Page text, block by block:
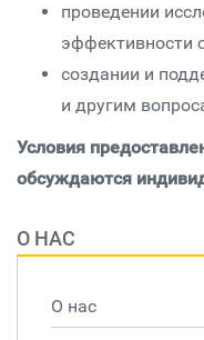
проведении
эффективности
создании и
и другим
Условия
обсуждаются
О НАС
О нас